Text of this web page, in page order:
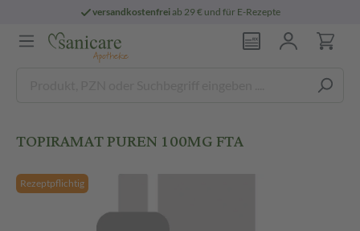
versandkostenfreiab 29 € und für E-Rezepte
TOPIRAMAT PUREN 100MG FTA
Rezeptpflichtig